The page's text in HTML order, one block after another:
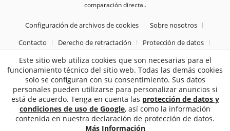
comparación directa..
Configuración de archivos de cookies
Sobre nosotros
Contacto
Derecho de retractación
Protección de datos
Tèrminos y condiciones generales
Pie de imprenta
Sebworld
2187Bewertungen auf ProvenExpert.com
Este sitio web utiliza cookies que son necesarias para el
funcionamiento técnico del sitio web. Todas las demás cookies
solo se configuran con su consentimiento. Sus datos
personales pueden utilizarse para personalizar anuncios si
está de acuerdo. Tenga en cuenta las protección de datos y
condiciones de uso de Google, así como la información
contenida en nuestra declaración de protección de datos.
Más Información